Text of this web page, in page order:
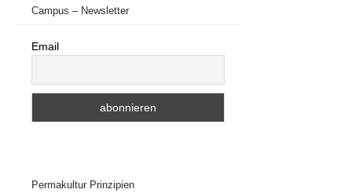
Campus – Newsletter
Email
Permakultur Prinzipien